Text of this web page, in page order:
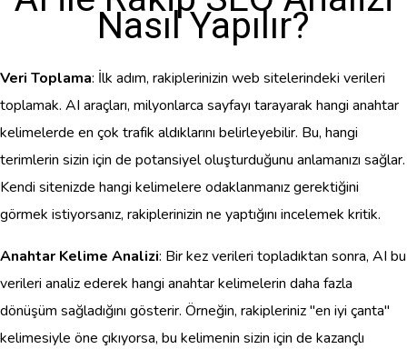
Nasıl Yapılır?
Veri Toplama: İlk adım, rakiplerinizin web sitelerindeki verileri
toplamak. AI araçları, milyonlarca sayfayı tarayarak hangi anahtar
kelimelerde en çok trafik aldıklarını belirleyebilir. Bu, hangi
terimlerin sizin için de potansiyel oluşturduğunu anlamanızı sağlar.
Kendi sitenizde hangi kelimelere odaklanmanız gerektiğini
görmek istiyorsanız, rakiplerinizin ne yaptığını incelemek kritik.
Anahtar Kelime Analizi: Bir kez verileri topladıktan sonra, AI bu
verileri analiz ederek hangi anahtar kelimelerin daha fazla
dönüşüm sağladığını gösterir. Örneğin, rakipleriniz "en iyi çanta"
kelimesiyle öne çıkıyorsa, bu kelimenin sizin için de kazançlı